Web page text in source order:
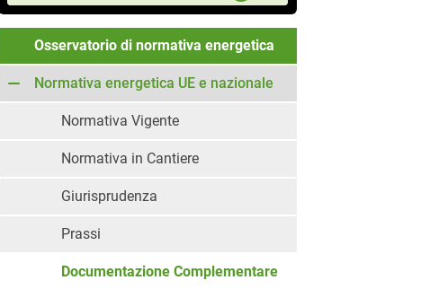
Osservatorio di normativa energetica
Normativa energetica UE e nazionale
Normativa Vigente
Normativa in Cantiere
Giurisprudenza
Prassi
Documentazione Complementare